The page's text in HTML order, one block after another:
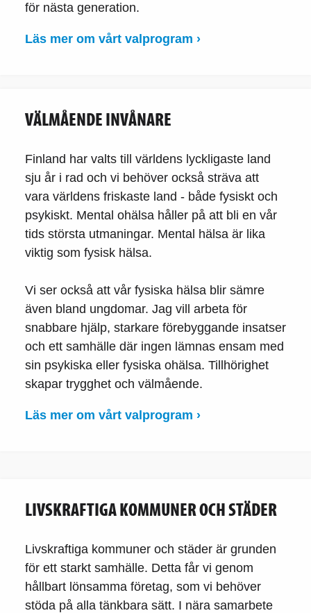
för nästa generation.
Läs mer om vårt valprogram ›
VÄLMÅENDE INVÅNARE
Finland har valts till världens lyckligaste land
sju år i rad och vi behöver också sträva att
vara världens friskaste land - både fysiskt och
psykiskt. Mental ohälsa håller på att bli en vår
tids största utmaningar. Mental hälsa är lika
viktig som fysisk hälsa.
Vi ser också att vår fysiska hälsa blir sämre
även bland ungdomar. Jag vill arbeta för
snabbare hjälp, starkare förebyggande insatser
och ett samhälle där ingen lämnas ensam med
sin psykiska eller fysiska ohälsa. Tillhörighet
skapar trygghet och välmående.
Läs mer om vårt valprogram ›
LIVSKRAFTIGA KOMMUNER OCH STÄDER
Livskraftiga kommuner och städer är grunden
för ett starkt samhälle. Detta får vi genom
hållbart lönsamma företag, som vi behöver
stöda på alla tänkbara sätt. I nära samarbete